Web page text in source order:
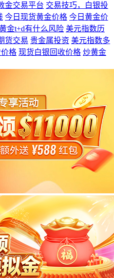
金交易平台 交易技巧，白银投
今日现货黄金价格 今日黄金价
金t+d有什么风险 美元指数历
货交易 贵金属投资 美元指数多
格 现货白银回收价格 炒黄金